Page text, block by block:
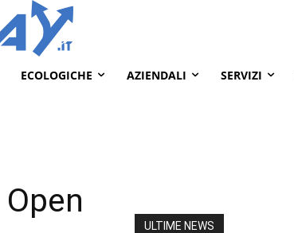
ECOLOGICHE AZIENDALI SERVIZI
ULTIME NEWS